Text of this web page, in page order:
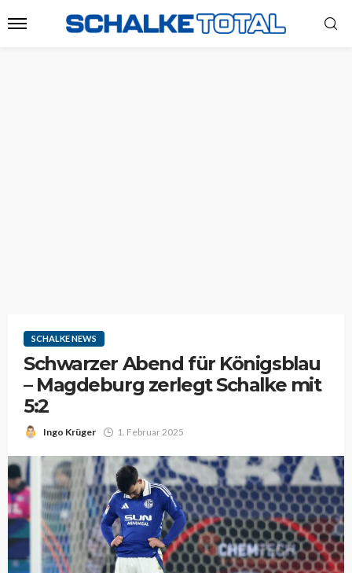
SCHALKE NEWS
Schwarzer Abend für Königsblau
– Magdeburg zerlegt Schalke mit
5:2
Ingo Krüger 1. Februar 2025